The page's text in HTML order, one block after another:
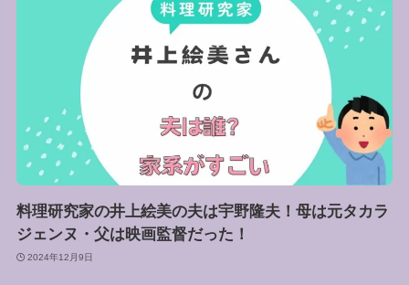
料理研究家の井上絵美の夫は宇野隆夫！母は元タカラ
ジェンヌ・父は映画監督だった！
2024年12月9日